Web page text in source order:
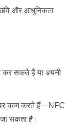
और आधुनिकता
कर सकते हैं या अपनी
काम करते हैं—NFC
सकता है।